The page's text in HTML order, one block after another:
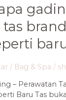
/ Bag & Spa /
– Perawatan
Baru Tas